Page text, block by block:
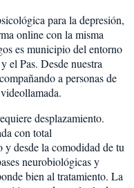
para la depresión,
online con la misma
es municipio del entorno
el Pas. Desde nuestra
a personas de
desplazamiento.
con total
y desde la comodidad de tu
neurobiológicas y
bien al tratamiento. La